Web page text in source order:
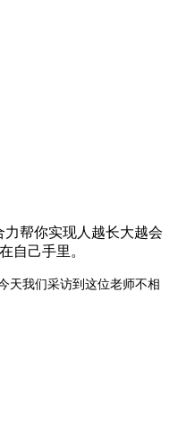
帮你实现人越长大越会
自己手里。
天我们采访到这位老师不相